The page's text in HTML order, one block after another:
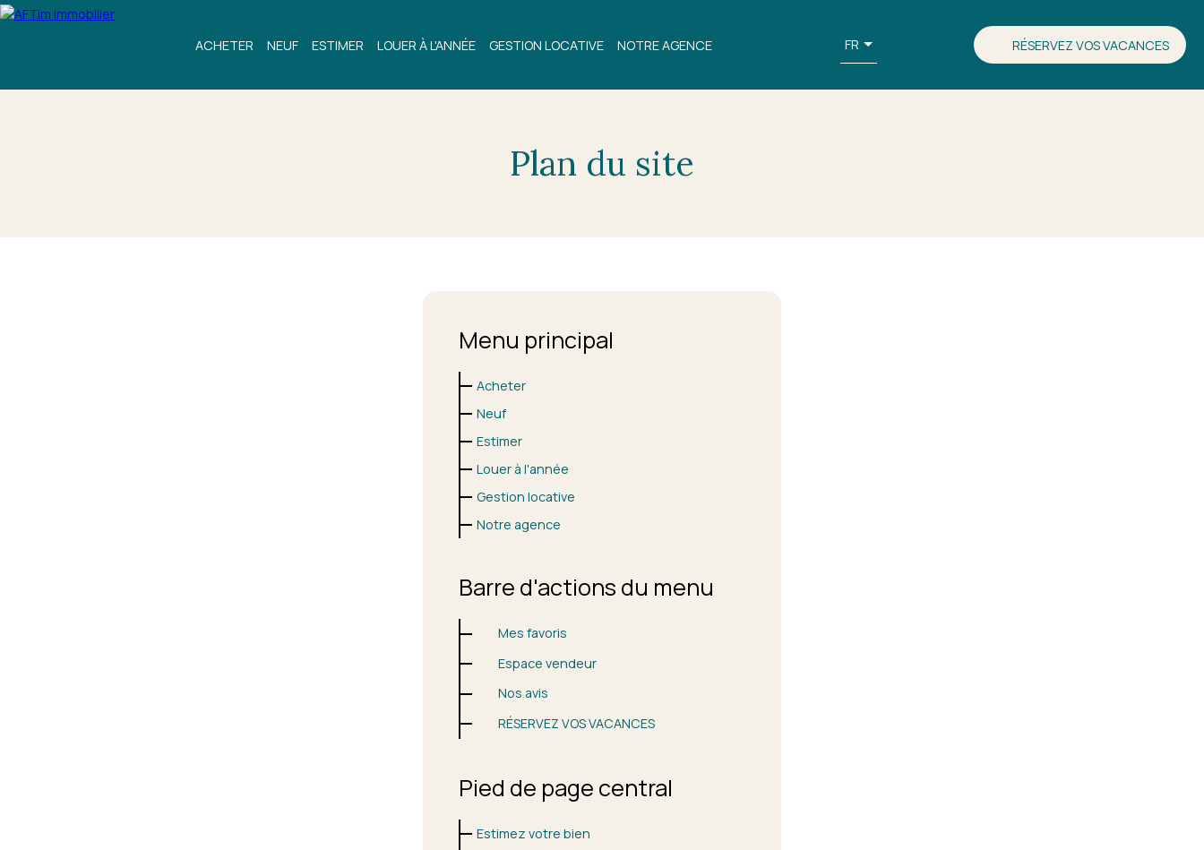
ACHETER NEUF ESTIMER LOUER À L'ANNÉE GESTION LOCATIVE NOTRE AGENCE FR RÉSERVEZ VOS VACANCES
Plan du site
Menu principal
Acheter
Neuf
Estimer
Louer à l'année
Gestion locative
Notre agence
Barre d'actions du menu
Mes favoris
Espace vendeur
Nos avis
RÉSERVEZ VOS VACANCES
Pied de page central
Estimez votre bien